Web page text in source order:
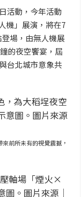
活動，今年活動
機」展演，將在7
場，由無人機展
的夜空饗宴，屆
台北城市意象共
前所未有的視覺震撼，